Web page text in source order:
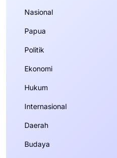
Nasional
Papua
Politik
Ekonomi
Hukum
Internasional
Daerah
Budaya